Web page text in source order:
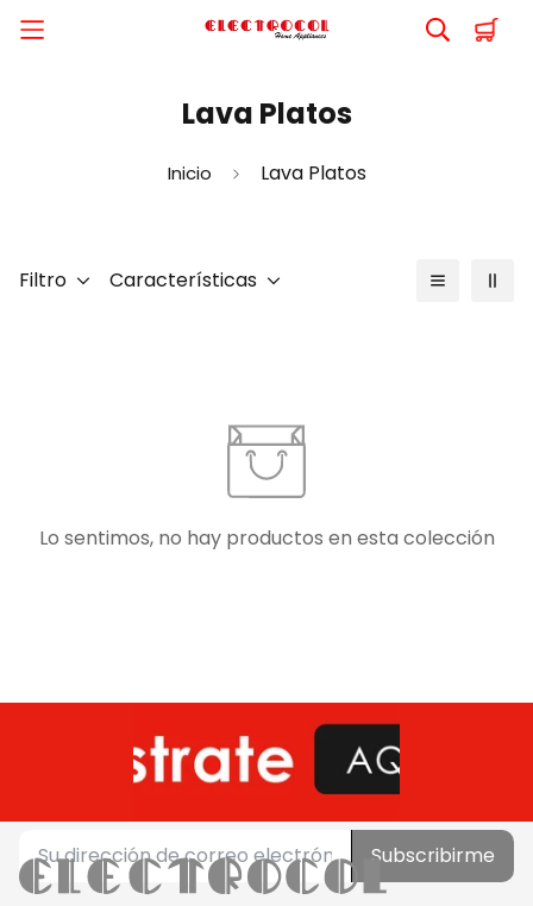
Lava Platos
Inicio Lava Platos
Filtro Características
Lo sentimos, no hay productos en esta colección
Subscribirme